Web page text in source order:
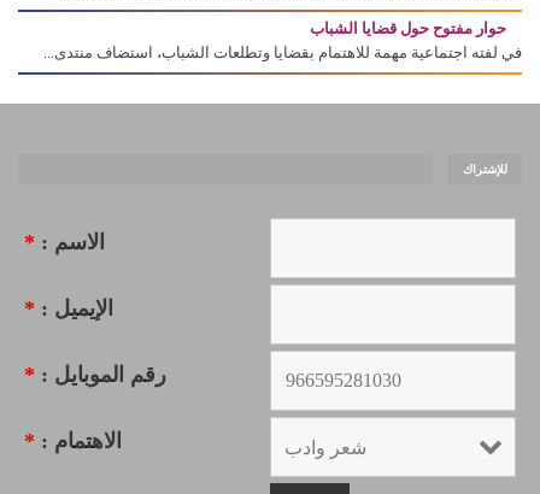
حوار مفتوح حول قضايا الشباب
في لفته اجتماعية مهمة للاهتمام بقضايا وتطلعات الشباب، استضاف منتدى...
للإشتراك
الاسم : *
الإيميل : *
رقم الموبايل : *
الاهتمام : *